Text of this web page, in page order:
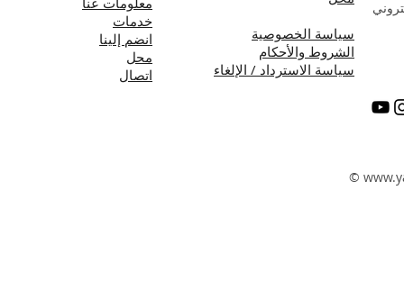
خدمات
انضم إلينا
محل
اتصال
سياسة الخصوصية
الشروط والأحكام
سياسة الاسترداد / الإلغاء
©